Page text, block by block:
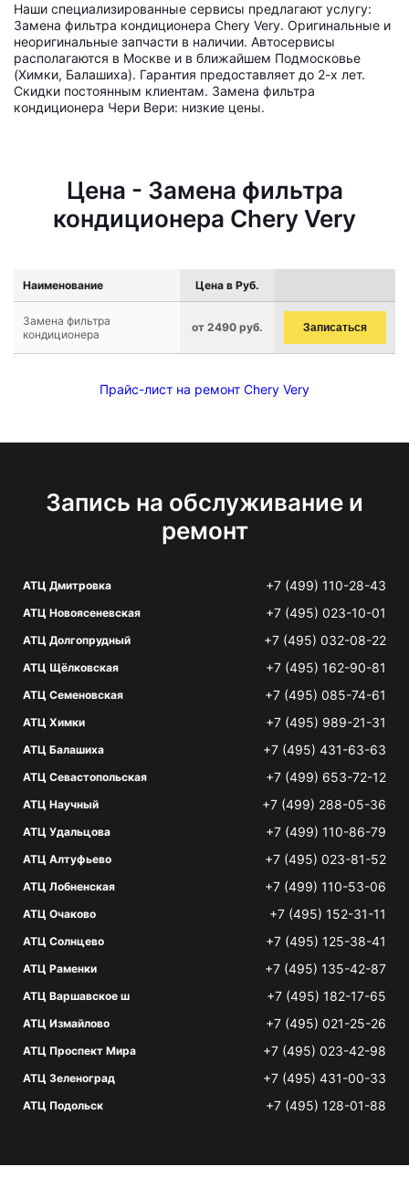
Наши специализированные сервисы предлагают услугу:
Замена фильтра кондиционера Chery Very. Оригинальные и
неоригинальные запчасти в наличии. Автосервисы
располагаются в Москве и в ближайшем Подмосковье
(Химки, Балашиха). Гарантия предоставляет до 2-х лет.
Скидки постоянным клиентам. Замена фильтра
кондиционера Чери Вери: низкие цены.
Цена - Замена фильтра
кондиционера Chery Very
Наименование Цена в Руб.
Замена фильтра
кондиционера
от 2490 руб. Записаться
Прайс-лист на ремонт Chery Very
Запись на обслуживание и
ремонт
АТЦ Дмитровка +7 (499) 110-28-43
АТЦ Новоясеневская +7 (495) 023-10-01
АТЦ Долгопрудный +7 (495) 032-08-22
АТЦ Щёлковская +7 (495) 162-90-81
АТЦ Семеновская +7 (495) 085-74-61
АТЦ Химки +7 (495) 989-21-31
АТЦ Балашиха +7 (495) 431-63-63
АТЦ Севастопольская +7 (499) 653-72-12
АТЦ Научный +7 (499) 288-05-36
АТЦ Удальцова +7 (499) 110-86-79
АТЦ Алтуфьево +7 (495) 023-81-52
АТЦ Лобненская +7 (499) 110-53-06
АТЦ Очаково +7 (495) 152-31-11
АТЦ Солнцево +7 (495) 125-38-41
АТЦ Раменки +7 (495) 135-42-87
АТЦ Варшавское ш +7 (495) 182-17-65
АТЦ Измайлово +7 (495) 021-25-26
АТЦ Проспект Мира +7 (495) 023-42-98
АТЦ Зеленоград +7 (495) 431-00-33
АТЦ Подольск +7 (495) 128-01-88